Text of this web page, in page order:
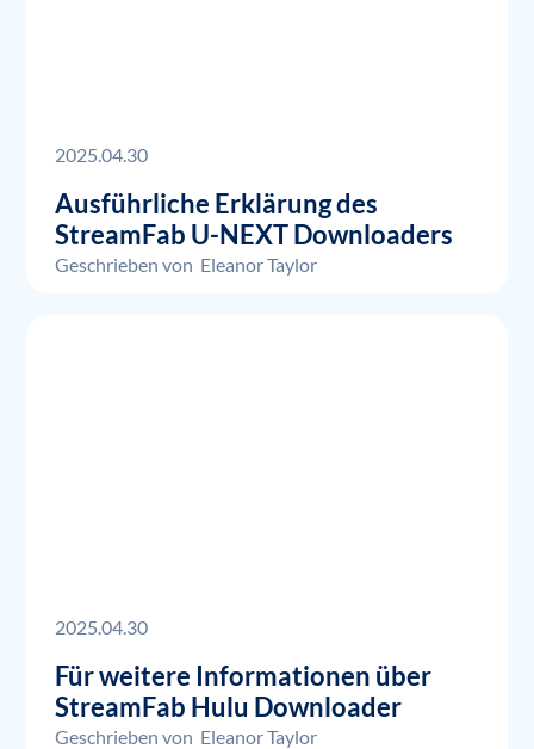
2025.04.30
Ausführliche Erklärung des
StreamFab U-NEXT Downloaders
Geschrieben von Eleanor Taylor
2025.04.30
Für weitere Informationen über
StreamFab Hulu Downloader
Geschrieben von Eleanor Taylor